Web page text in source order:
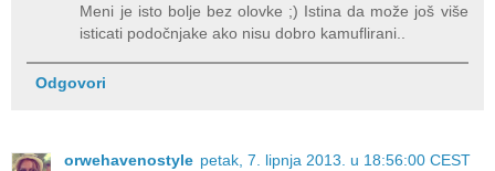
Meni je isto bolje bez olovke ;) Istina da može još više
isticati podočnjake ako nisu dobro kamuflirani..
Odgovori
orwehavenostyle petak, 7. lipnja 2013. u 18:56:00 CEST